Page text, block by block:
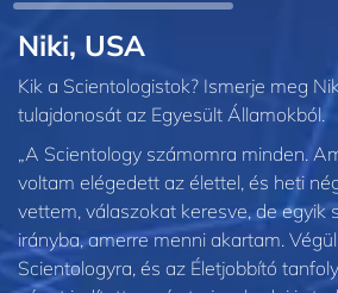
Niki, USA
Kik a Scientologistok? Ismerje meg
tulajdonosát az Egyesült Államokból.
„A Scientology számomra minden.
voltam elégedett az élettel, és heti
vettem, válaszokat keresve, de egyik
irányba, amerre menni akartam.
Scientologyra, és az Életjobbító